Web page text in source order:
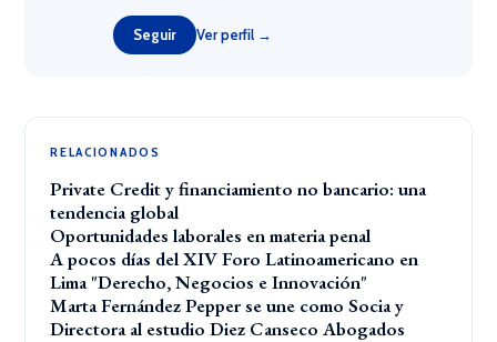
Seguir Ver perfil →
RELACIONADOS
Private Credit y financiamiento no bancario: una
tendencia global
Oportunidades laborales en materia penal
A pocos días del XIV Foro Latinoamericano en
Lima "Derecho, Negocios e Innovación"
Marta Fernández Pepper se une como Socia y
Directora al estudio Diez Canseco Abogados